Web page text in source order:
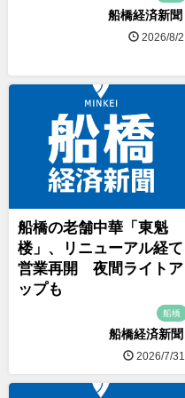
船橋経済新聞
2026/8/2
船橋の老舗中華「東魁
楼」、リニューアル経て
営業再開 夜間ライトア
ップも
船橋
船橋経済新聞
2026/7/31